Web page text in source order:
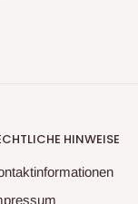
HINWEISE